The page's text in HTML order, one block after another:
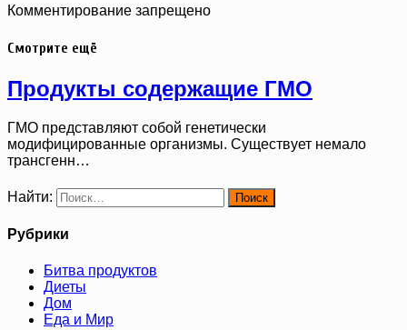
Комментирование запрещено
Смотрите ещё
Продукты содержащие ГМО
ГМО представляют собой генетически
модифицированные организмы. Существует немало
трансгенн…
Найти:
Рубрики
Битва продуктов
Диеты
Дом
Еда и Мир